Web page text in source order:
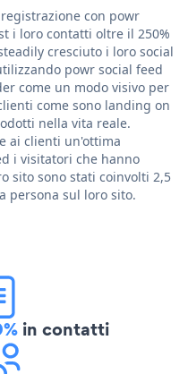
con powr
i loro contatti oltre il 250%
cresciuto i loro social
powr social feed
come un modo visivo per
come sono landing on
nella vita reale.
ai clienti un'ottima
i visitatori che hanno
sito sono stati coinvolti 2,5
persona sul loro sito.
in contatti